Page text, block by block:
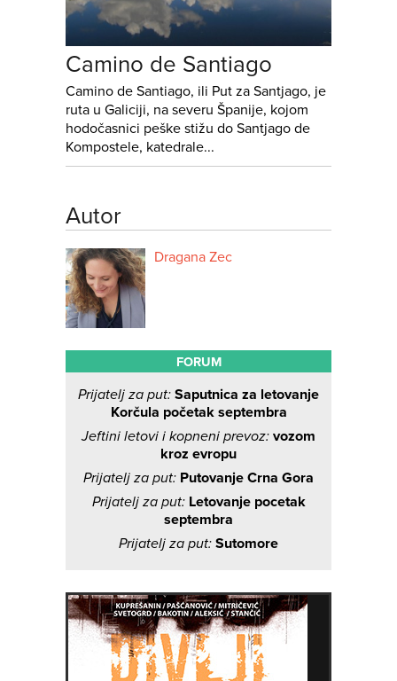
Camino de Santiago
Camino de Santiago, ili Put za Santjago, je
ruta u Galiciji, na severu Španije, kojom
hodočasnici peške stižu do Santjago de
Kompostele, katedrale...
Autor
Dragana Zec
FORUM
Prijatelj za put: Saputnica za letovanje
Korčula početak septembra
Jeftini letovi i kopneni prevoz: vozom
kroz evropu
Prijatelj za put: Putovanje Crna Gora
Prijatelj za put: Letovanje pocetak
septembra
Prijatelj za put: Sutomore